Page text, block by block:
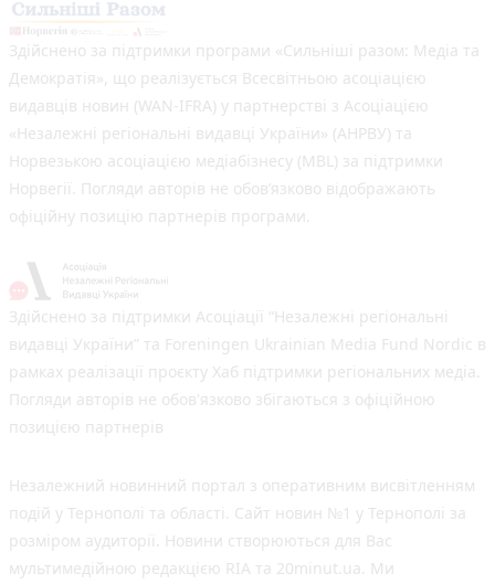
Здійснено за підтримки програми «Сильніші разом: Медіа та
Демократія», що реалізується Всесвітньою асоціацією
видавців новин (WAN-IFRA) у партнерстві з Асоціацією
«Незалежні регіональні видавці України» (АНРВУ) та
Норвезькою асоціацією медіабізнесу (MBL) за підтримки
Норвегії. Погляди авторів не обов’язково відображають
офіційну позицію партнерів програми.
Здійснено за підтримки Асоціації “Незалежні регіональні
видавці України” та Foreningen Ukrainian Media Fund Nordic в
рамках реалізації проєкту Хаб підтримки регіональних медіа.
Погляди авторів не обов'язково збігаються з офіційною
позицією партнерів
Незалежний новинний портал з оперативним висвітленням
подій у Тернополі та області. Сайт новин №1 у Тернополі за
розміром аудиторії. Новини створюються для Вас
мультимедійною редакцією RIA та 20minut.ua. Ми